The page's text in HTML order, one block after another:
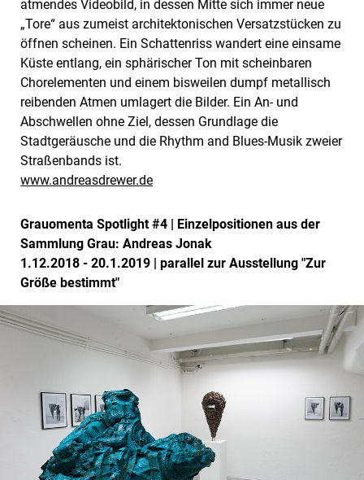
atmendes Videobild, in dessen Mitte sich immer neue
„Tore“ aus zumeist architektonischen Versatzstücken zu
öffnen scheinen. Ein Schattenriss wandert eine einsame
Küste entlang, ein sphärischer Ton mit scheinbaren
Chorelementen und einem bisweilen dumpf metallisch
reibenden Atmen umlagert die Bilder. Ein An- und
Abschwellen ohne Ziel, dessen Grundlage die
Stadtgeräusche und die Rhythm and Blues-Musik zweier
Straßenbands ist.
www.andreasdrewer.de
Grauomenta Spotlight #4 | Einzelpositionen aus der
Sammlung Grau: Andreas Jonak
1.12.2018 - 20.1.2019 | parallel zur Ausstellung "Zur
Größe bestimmt"